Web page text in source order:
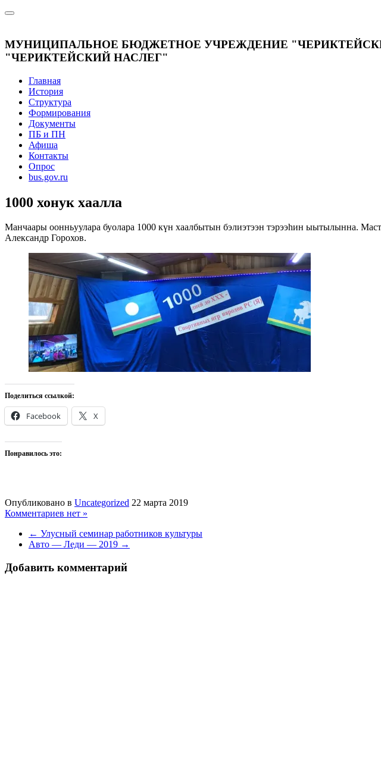
МУНИЦИПАЛЬНОЕ БЮДЖЕТНОЕ УЧРЕЖДЕНИЕ
"ЧЕРИКТЕЙСКИЙ НАСЛЕГ"
Главная
История
Структура
Формирования
Документы
ПБ и ПН
Афиша
Контакты
Опрос
bus.gov.ru
1000 хонук хаалла
Манчаары оонньуулара буолара 1000 күн хаалбытын бэлиэтээн тэрээһин ыытылынна.
Александр Горохов.
Поделиться ссылкой:
Facebook X
Понравилось это:
Опубликовано в Uncategorized 22 марта 2019
Комментариев нет »
← Улусный семинар работников культуры
Авто — Леди — 2019 →
Добавить комментарий